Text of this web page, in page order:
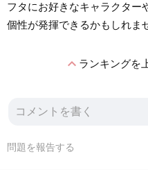
フタにお好きなキャラクター
個性が発揮できるかもしれま
expand_lessランキングを
問題を報告する